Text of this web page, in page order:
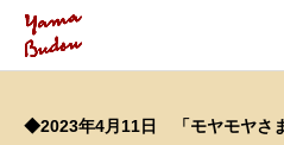
◆2023年4月11日 「モヤモヤさま